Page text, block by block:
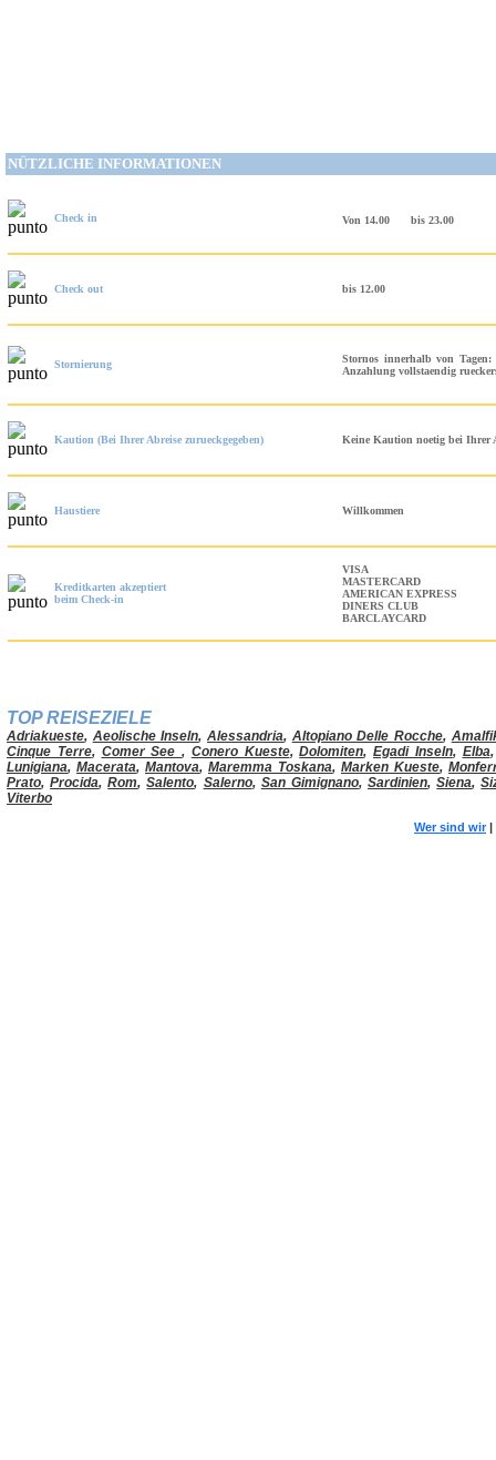
NÜTZLICHE INFORMATIONEN
Check in Von 14.00 bis 23.00
Check out bis 12.00
Stornierung
Stornos innerhalb von
Anzahlung vollstaendig
Kaution (Bei Ihrer Abreise zurueckgegeben) Keine Kaution noetig bei Ihrer
Haustiere Willkommen
Kreditkarten akzeptiert
beim Check-in
VISA
MASTERCARD
AMERICAN EXPRESS
DINERS CLUB
BARCLAYCARD
TOP REISEZIELE
Adriakueste, Aeolische Inseln,Alessandria, Altopiano Delle Rocche,
Cinque Terre, Comer See , Conero Kueste,Dolomiten, Egadi Inseln, Elba
Lunigiana, Macerata, Mantova, Maremma Toskana, Marken Kueste,
Prato,Procida,Rom,Salento, Salerno, San Gimignano,Sardinien,Siena,
Viterbo
Wer sind wir|